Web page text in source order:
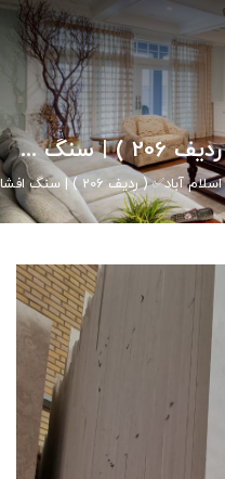
✅ مرمریت اسلام آباد✅ ( ردیف 206 ) | سنگ افشاری
( ردیف 206 ) | سنگ افشاری